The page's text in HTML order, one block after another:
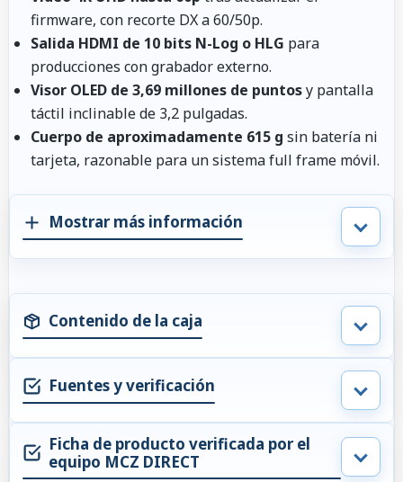
firmware, con recorte DX a 60/50p.
Salida HDMI de 10 bits N-Log o HLG para
producciones con grabador externo.
Visor OLED de 3,69 millones de puntosy pantalla
táctil inclinable de 3,2 pulgadas.
Cuerpo de aproximadamente 615 g sin batería ni
tarjeta, razonable para un sistema full frame móvil.
Mostrar más información
Contenido de la caja
Fuentes y verificación
Ficha de producto verificada por el
equipo MCZ DIRECT